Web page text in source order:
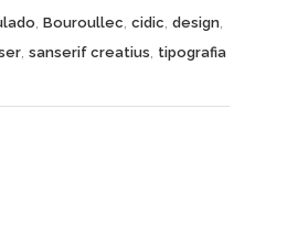
Bouroullec cidic design
sanserif creatius tipografia